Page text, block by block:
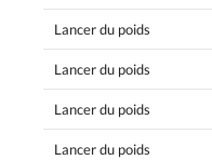
Lancer du poids
Lancer du poids
Lancer du poids
Lancer du poids